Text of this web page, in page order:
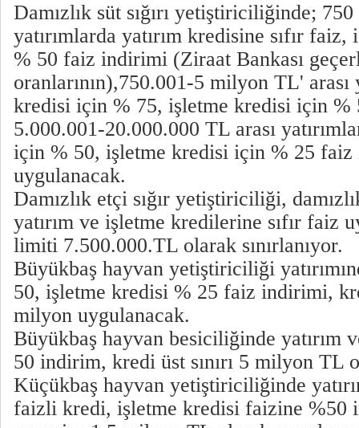
Damızlık süt sığırı yetiştiriciliğinde;
yatırımlarda yatırım kredisine sıfır
% 50 faiz indirimi (Ziraat Bankası
oranlarının),750.001-5 milyon TL' arası
kredisi için % 75, işletme kredisi için
5.000.001-20.000.000 TL arası
için % 50, işletme kredisi için % 25
uygulanacak.
Damızlık etçi sığır yetiştiriciliği,
yatırım ve işletme kredilerine sıfır faiz
limiti 7.500.000.TL olarak sınırlanıyor.
Büyükbaş hayvan yetiştiriciliği
50, işletme kredisi % 25 faiz indirimi,
milyon uygulanacak.
Büyükbaş hayvan besiciliğinde yatırım
50 indirim, kredi üst sınırı 5 milyon TL
Küçükbaş hayvan yetiştiriciliğinde
faizli kredi, işletme kredisi faizine %50